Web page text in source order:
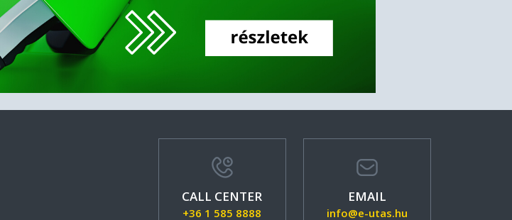
CALL CENTER
+36 1 585 8888
EMAIL
info@e-utas.hu